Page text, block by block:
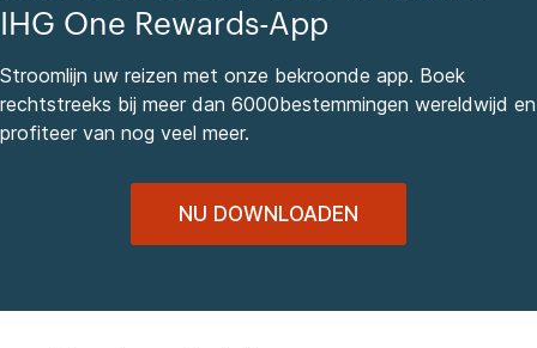
IHG One Rewards-App
Stroomlijn uw reizen met onze bekroonde app. Boek
rechtstreeks bij meer dan 6000bestemmingen wereldwijd en
profiteer van nog veel meer.
NU DOWNLOADEN